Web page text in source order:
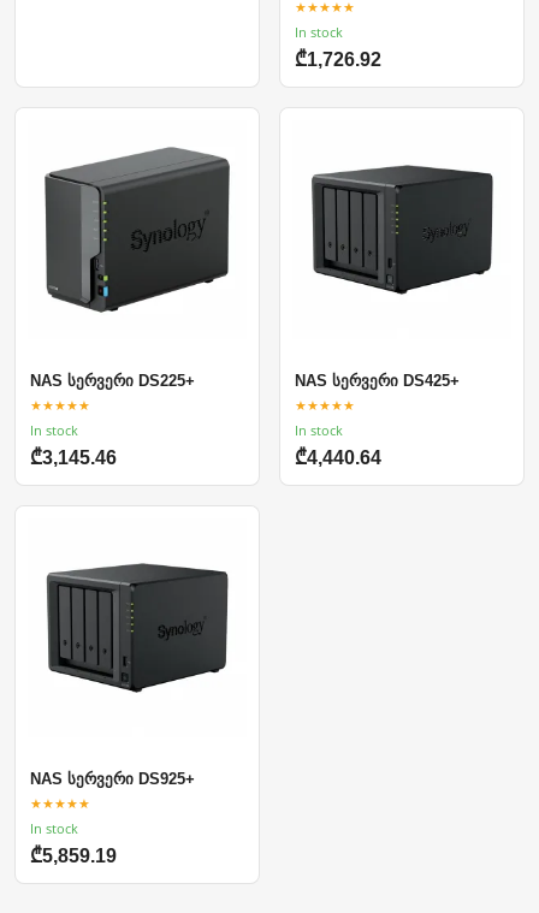
★★★★★
In stock
₾1,726.92
NAS სერვერი DS225+
★★★★★
In stock
₾3,145.46
NAS სერვერი DS425+
★★★★★
In stock
₾4,440.64
NAS სერვერი DS925+
★★★★★
In stock
₾5,859.19